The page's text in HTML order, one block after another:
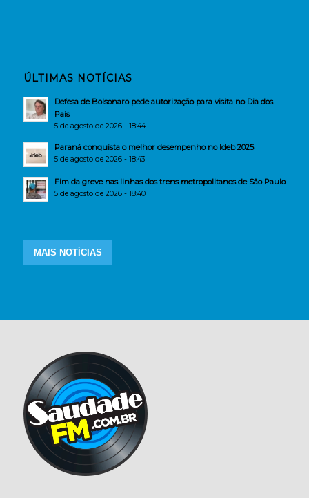
ÚLTIMAS NOTÍCIAS
Defesa de Bolsonaro pede autorização para visita no Dia dos
Pais
5 de agosto de 2026 - 18:44
Paraná conquista o melhor desempenho no Ideb 2025
5 de agosto de 2026 - 18:43
Fim da greve nas linhas dos trens metropolitanos de São Paulo
5 de agosto de 2026 - 18:40
MAIS NOTÍCIAS